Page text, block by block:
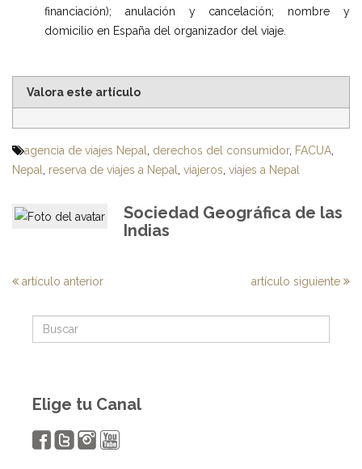
financiación); anulación y cancelación; nombre y
domicilio en España del organizador del viaje.
Valora este artículo
agencia de viajes Nepal derechos del consumidor, FACUA
Nepal
reserva de viajes a Nepal viajeros viajes a Nepal
Sociedad Geográfica de las
Indias
artículo anterior artículo siguiente
Elige tu Canal